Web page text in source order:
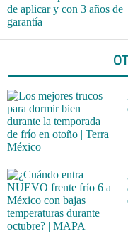
de aplicar y con 3 años de
garantía